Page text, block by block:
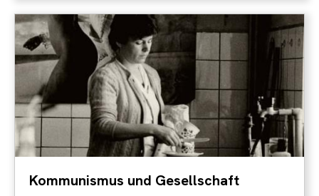
Kommunismus und Gesellschaft